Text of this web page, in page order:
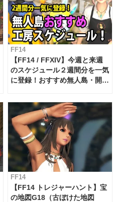
FF14
【FF14 / FFXIV】今週と来週
のスケジュール２週間分を一気
に登録！おすすめ無人島・開拓
FF14
【FF14 トレジャーハント】宝
の地図G18（古ぼけた地図